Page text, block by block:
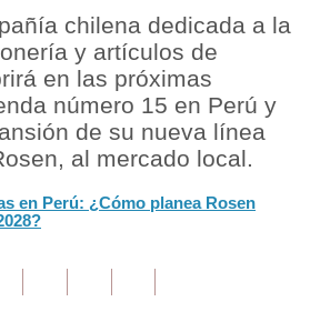
chilena dedicada a la
y artículos de
en las próximas
número 15 en Perú y
de su nueva línea
al mercado local.
en Perú: ¿Cómo planea Rosen